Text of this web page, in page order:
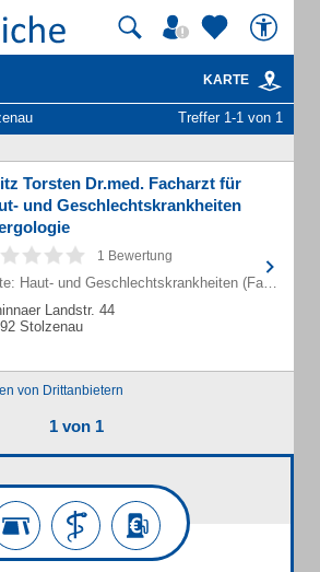
KARTE
Treffer 1-1 von 1
Torsten Dr.med. Facharzt für
und Geschlechtskrankheiten
1 Bewertung
Ärzte: Haut- und Geschlechtskrankheiten (Fachärzte)
Landstr. 44
Stolzenau
von Drittanbietern
1 von 1